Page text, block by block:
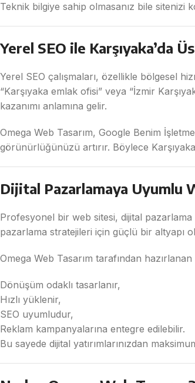
Teknik bilgiye sahip olmasanız bile sitenizi
Yerel SEO ile Karşıyaka’da
Yerel SEO çalışmaları, özellikle bölgesel
“Karşıyaka emlak ofisi” veya “İzmir
kazanımı anlamına gelir.
Omega Web Tasarım, Google Benim
görünürlüğünüzü artırır. Böylece
Dijital Pazarlamaya Uyumlu
Profesyonel bir web sitesi, dijital pazarlama
pazarlama stratejileri için güçlü bir altyapı
Omega Web Tasarım tarafından
Dönüşüm odaklı tasarlanır,
Hızlı yüklenir,
SEO uyumludur,
Reklam kampanyalarına entegre edilebilir.
Bu sayede dijital yatırımlarınızdan